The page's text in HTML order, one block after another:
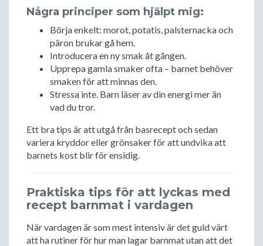
Några principer som hjälpt mig:
Börja enkelt: morot, potatis, palsternacka och
päron brukar gå hem.
Introducera en ny smak åt gången.
Upprepa gamla smaker ofta – barnet behöver
smaken för att minnas den.
Stressa inte. Barn läser av din energi mer än
vad du tror.
Ett bra tips är att utgå från basrecept och sedan
variera kryddor eller grönsaker för att undvika att
barnets kost blir för ensidig.
Praktiska tips för att lyckas med
recept barnmat i vardagen
När vardagen är som mest intensiv är det guld värt
att ha rutiner för hur man lagar barnmat utan att det